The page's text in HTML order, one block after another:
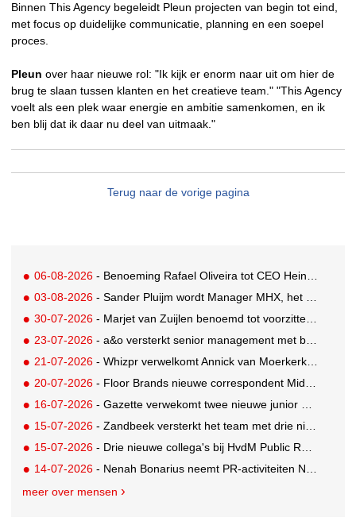
Binnen This Agency begeleidt Pleun projecten van begin tot eind,
met focus op duidelijke communicatie, planning en een soepel
proces.
Pleun over haar nieuwe rol: "Ik kijk er enorm naar uit om hier de
brug te slaan tussen klanten en het creatieve team." "This Agency
voelt als een plek waar energie en ambitie samenkomen, en ik
ben blij dat ik daar nu deel van uitmaak."
Terug naar de vorige pagina
06-08-2026 - Benoeming Rafael Oliveira tot CEO Heineken nu defintief
03-08-2026 - Sander Pluijm wordt Manager MHX, het branded content label van Mediahuis
30-07-2026 - Marjet van Zuijlen benoemd tot voorzitter Raad van Toezicht Eye Filmmuseum
23-07-2026 - a&o versterkt senior management met benoeming Markus Harder tot CFO
21-07-2026 - Whizpr verwelkomt Annick van Moerkerk als Junior PR-Consultant
20-07-2026 - Floor Brands nieuwe correspondent Midden-Oosten voor RTL Nieuws
16-07-2026 - Gazette verwekomt twee nieuwe junior pr-adviseurs
15-07-2026 - Zandbeek versterkt het team met drie nieuwe specialisten
15-07-2026 - Drie nieuwe collega's bij HvdM Public Relations
14-07-2026 - Nenah Bonarius neemt PR-activiteiten NIO & firefly over van Mark Heiligers
meer over mensen